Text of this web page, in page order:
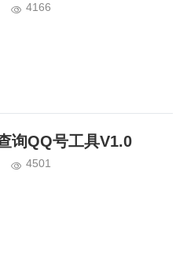
4166
询QQ号工具V1.0
4501